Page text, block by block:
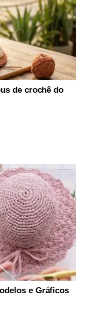
de crochê do
e Gráficos